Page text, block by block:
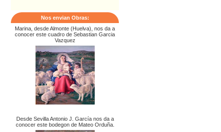
Nos envian Obras:
Marina, desde Almonte (Huelva), nos da a
conocer este cuadro de Sebastian Garcia
Vazquez
Desde Sevilla Antonio J. García nos da a
conocer este bodegon de Mateo Orduña.